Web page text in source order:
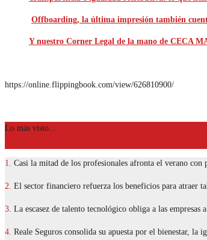
Offboarding, la última impresión también
Y nuestro Corner Legal de la mano de CECA
https://online.flippingbook.com/view/626810900/
Lo más visto…
1. Casi la mitad de los profesionales afronta el verano
2. El sector financiero refuerza los beneficios para atraer
3. La escasez de talento tecnológico obliga a las
4. Reale Seguros consolida su apuesta por el bienestar,